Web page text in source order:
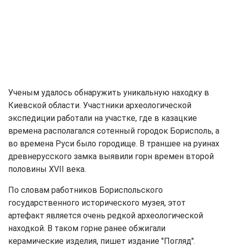
Ученым удалось обнаружить уникальную находку в
Киевской области. Участники археологической
экспедиции работали на участке, где в казацкие
времена располагался сотенный городок Борисполь, а
во времена Руси было городище. В траншее на руинах
древнерусского замка выявили горн времен второй
половины ХVІІ века.
По словам работников Бориспольского
государственного исторического музея, этот
артефакт является очень редкой археологической
находкой. В таком горне ранее обжигали
керамические изделия, пишет издание "Погляд".